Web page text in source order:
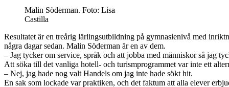
Malin Söderman. Foto: Lisa
Castilla
Resultatet är en treårig lärlingsutbildning på gymnasienivå med
några dagar sedan. Malin Söderman är en av dem.
– Jag tycker om service, språk och att jobba med människor så jag
Att söka till det vanliga hotell- och turismprogrammet var inte ett
– Nej, jag hade nog valt Handels om jag inte hade sökt hit.
En sak som lockade var praktiken, och det faktum att alla elever